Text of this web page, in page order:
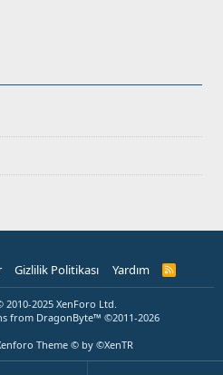
Gizlilik Politikası Yardım
R
2010-2025 XenForo Ltd.
from DragonByte™ ©2011-2026
Theme © by ©XenTR